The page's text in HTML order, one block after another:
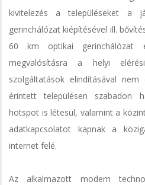
kivitelezés a településeket a
gerinchálózat kiépítésével ill.
60 km optikai gerinchálózat
megvalósításra a helyi
szolgáltatások elindításával
érintett településen szabadon
hotspot is létesül, valamint a
adatkapcsolatot kapnak a
internet felé.
Az alkalmazott modern